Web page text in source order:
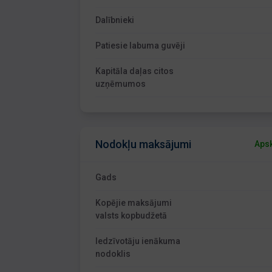
Dalībnieki
Patiesie labuma guvēji
Kapitāla daļas citos
uzņēmumos
Nodokļu maksājumi
Gads
Kopējie maksājumi
valsts kopbudžetā
Iedzīvotāju ienākuma
nodoklis